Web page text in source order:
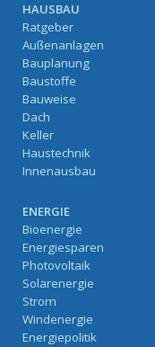
HAUSBAU
Ratgeber
Außenanlagen
Bauplanung
Baustoffe
Bauweise
Dach
Keller
Haustechnik
Innenausbau
ENERGIE
Bioenergie
Energiesparen
Photovoltaik
Solarenergie
Strom
Windenergie
Energiepolitik